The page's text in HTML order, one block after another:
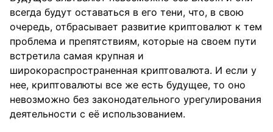
всегда будут оставаться в его тени, что, в свою
очередь, отбрасывает развитие криптовалют к тем
проблема и препятствиям, которые на своем пути
встретила самая крупная и
широкораспространенная криптовалюта. И если у
нее, криптовалюты все же есть будущее, то оно
невозможно без законодательного урегулирования
деятельности с её использованием.